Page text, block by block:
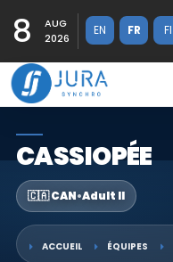
8
AUG
2026
EN FR FI
CASSIOPÉE
🇨🇦 CAN•Adult II
ACCUEIL ÉQUIPES